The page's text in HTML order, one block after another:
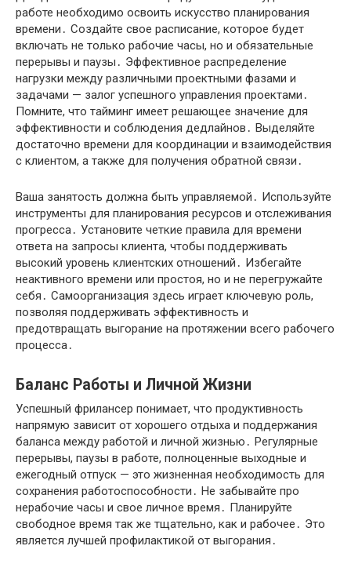
работе необходимо освоить искусство планирования
времени․ Создайте свое расписание, которое будет
включать не только рабочие часы, но и обязательные
перерывы и паузы․ Эффективное распределение
нагрузки между различными проектными фазами и
задачами — залог успешного управления проектами․
Помните, что тайминг имеет решающее значение для
эффективности и соблюдения дедлайнов․ Выделяйте
достаточно времени для координации и взаимодействия
с клиентом, а также для получения обратной связи․
Ваша занятость должна быть управляемой․ Используйте
инструменты для планирования ресурсов и отслеживания
прогресса․ Установите четкие правила для времени
ответа на запросы клиента, чтобы поддерживать
высокий уровень клиентских отношений․ Избегайте
неактивного времени или простоя, но и не перегружайте
себя․ Самоорганизация здесь играет ключевую роль,
позволяя поддерживать эффективность и
предотвращать выгорание на протяжении всего рабочего
процесса․
Баланс Работы и Личной Жизни
Успешный фрилансер понимает, что продуктивность
напрямую зависит от хорошего отдыха и поддержания
баланса между работой и личной жизнью․ Регулярные
перерывы, паузы в работе, полноценные выходные и
ежегодный отпуск — это жизненная необходимость для
сохранения работоспособности․ Не забывайте про
нерабочие часы и свое личное время․ Планируйте
свободное время так же тщательно, как и рабочее․ Это
является лучшей профилактикой от выгорания․